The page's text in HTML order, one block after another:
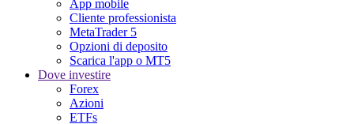
App mobile
Cliente professionista
MetaTrader 5
Opzioni di deposito
Scarica l'app o MT5
Dove investire
Forex
Azioni
ETFs